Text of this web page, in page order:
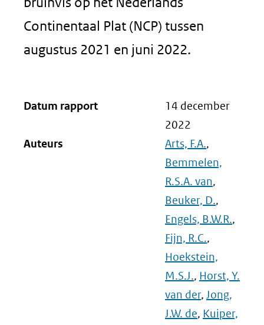
Continentaal Plat (NCP) tussen
augustus 2021 en juni 2022.
Datum rapport
14 december
2022
Auteurs
Arts, F.A.,
Bemmelen,
R.S.A. van,
Beuker, D.,
Engels, B.W.R.,
Fijn, R.C.,
Hoekstein,
M.S.J., Horst, Y.
van der, Jong,
J.W. de, Kuiper,